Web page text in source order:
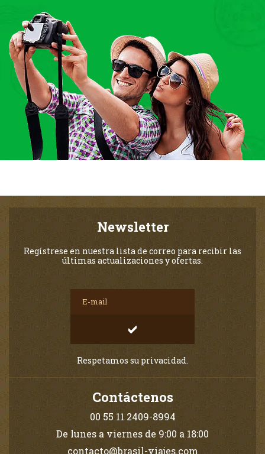
Newsletter
Regístrese en nuestra lista de correo para recibir las
últimas actualizaciones y ofertas.
Respetamos su privacidad.
Contáctenos
00 55 11 2409-8994
De lunes a viernes de 9:00 a 18:00
contacto@brasil-viajes.com